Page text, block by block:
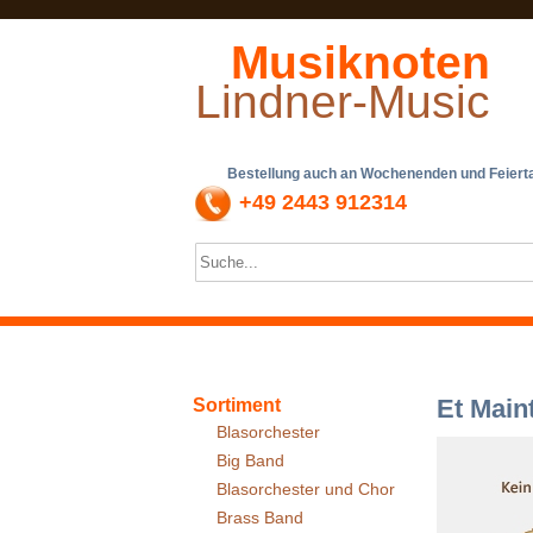
Musiknoten
Lindner-Music
Bestellung auch an Wochenenden und
+49 2443 912314
Sortiment
Blasorchester
Big Band
Blasorchester und Chor
Brass Band
Et